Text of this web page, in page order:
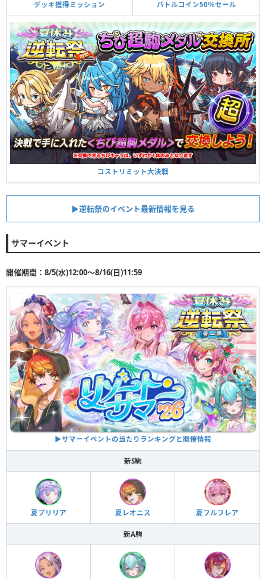
デッキ獲得ミッション バトルコイン50％セール
コストリミット大決戦
▶︎逆転祭のイベント最新情報を見る
サマーイベント
開催期間：8/5(水)12:00〜8/16(日)11:59
▶︎サマーイベントの当たりランキングと開催情報
新S駒
夏プリリア 夏レオニス 夏フルフレア
新A駒